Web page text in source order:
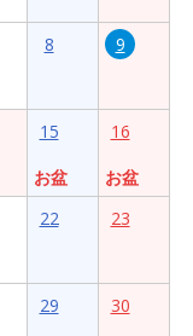
8 9
15
お盆
16
お盆
22 23
29 30